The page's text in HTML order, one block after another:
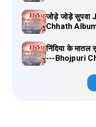
जोड़े जोड़े
Chhath
निंदिया के
---Bhojpuri